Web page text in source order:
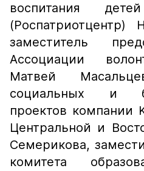
воспитания
(Роспатриотцентр)
заместитель
Ассоциации
Матвей
социальных и
проектов компании
Центральной и
Семерикова,
комитета